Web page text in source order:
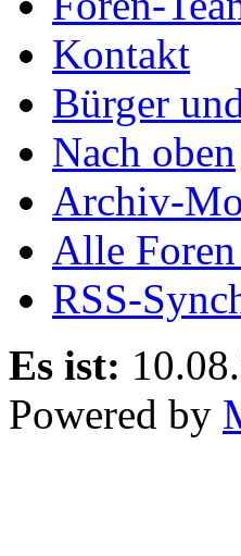
Kontakt
Bürger
Nach oben
Archiv-
Alle
RSS-
Es ist:
Powered by